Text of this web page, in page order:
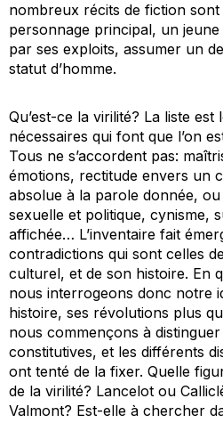
nombreux récits de fiction
personnage principal, un
par ses exploits, assumer un
statut d’homme.
Qu’est-ce la virilité? La liste
nécessaires qui font que l’on
Tous ne s’accordent pas:
émotions, rectitude envers un
absolue à la parole donnée,
sexuelle et politique, cynisme,
affichée… L’inventaire fait
contradictions qui sont celles
culturel, et de son histoire. En
nous interrogeons donc notre
histoire, ses révolutions plus
nous commençons à
constitutives, et les différents
ont tenté de la fixer. Quelle
de la virilité? Lancelot ou
Valmont? Est-elle à chercher